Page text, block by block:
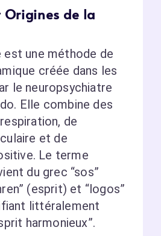
de la
est une méthode de
créée dans les
le neuropsychiatre
Elle combine des
de
et de
Le terme
du grec “sos”
(esprit) et “logos”
littéralement
harmonieux”.